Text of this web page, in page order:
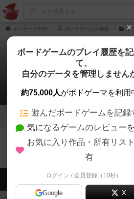
ボドゲーマTOP ボードゲームの検索 ラ
ラビリンス：ザ・
0件のルール/インス
1
ラビリンス：ザ・デュエル
会員の新しい
ボードゲームのプレイ履歴を
て、
自分のデータを管理しません
約75,000人がボドゲーマを利用
遊んだボードゲームを記録
気になるゲームのレビュー
お気に入り作品・所有リス
有
ログイン / 会員登録（10秒）
Google X